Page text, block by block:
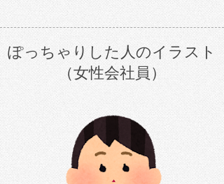
ぽっちゃりした人のイラスト
（女性会社員）